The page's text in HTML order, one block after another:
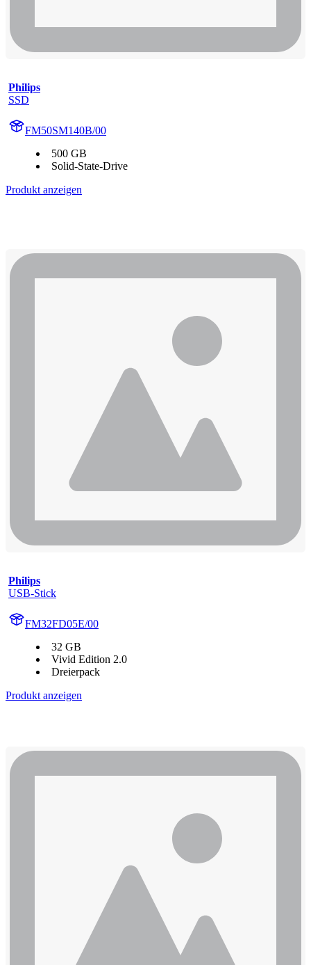
Philips
SSD
FM50SM140B/00
500 GB
Solid-State-Drive
Produkt anzeigen
Philips
USB-Stick
FM32FD05E/00
32 GB
Vivid Edition 2.0
Dreierpack
Produkt anzeigen